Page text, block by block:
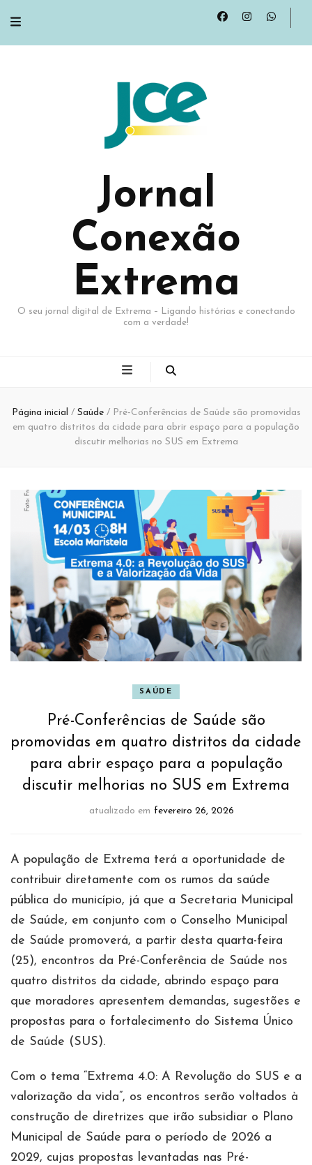
Jornal
Conexão
Extrema
O seu jornal digital de Extrema – Ligando histórias e conectando
com a verdade!
Página inicial / Saúde / Pré-Conferências de Saúde são promovidas
em quatro distritos da cidade para abrir espaço para a população
discutir melhorias no SUS em Extrema
SAÚDE
Pré-Conferências de Saúde são
promovidas em quatro distritos da cidade
para abrir espaço para a população
discutir melhorias no SUS em Extrema
atualizado em fevereiro 26, 2026
A população de Extrema terá a oportunidade de
contribuir diretamente com os rumos da saúde
pública do município, já que a Secretaria Municipal
de Saúde, em conjunto com o Conselho Municipal
de Saúde promoverá, a partir desta quarta-feira
(25), encontros da Pré-Conferência de Saúde nos
quatro distritos da cidade, abrindo espaço para
que moradores apresentem demandas, sugestões e
propostas para o fortalecimento do Sistema Único
de Saúde (SUS).
Com o tema “Extrema 4.0: A Revolução do SUS e a
valorização da vida”, os encontros serão voltados à
construção de diretrizes que irão subsidiar o Plano
Municipal de Saúde para o período de 2026 a
2029, cujas propostas levantadas nas Pré-